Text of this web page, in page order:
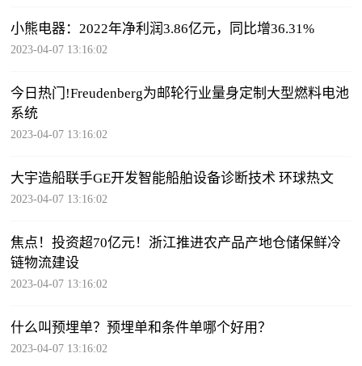
小熊电器：2022年净利润3.86亿元，同比增36.31%
2023-04-07 13:16:02
今日热门!Freudenberg为邮轮行业量身定制大型燃料电池
系统
2023-04-07 13:16:02
大宇造船联手GE开发智能船舶设备诊断技术 环球热文
2023-04-07 13:16:02
焦点！投资超70亿元！浙江推进农产品产地仓储保鲜冷
链物流建设
2023-04-07 13:16:02
什么叫预埋单？预埋单和条件单哪个好用？
2023-04-07 13:16:02